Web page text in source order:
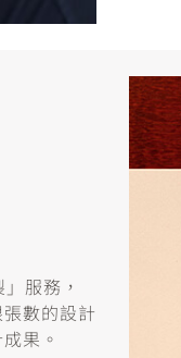
服務，
數的設計
果。